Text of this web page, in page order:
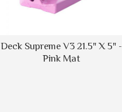
Deck Supreme V3 21.5" X 5" -
Pink Mat